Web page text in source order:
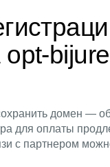
домен —
для оплаты
с партнером